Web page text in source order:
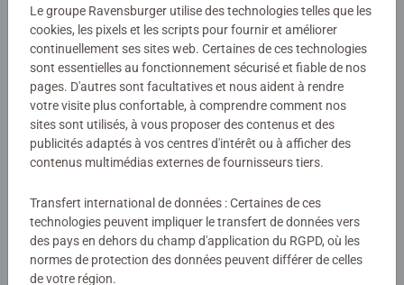
Instructions
Download
Download
Évaluations (1)
Average rating 4,0 out of 5 stars.
4,0/5
Le groupe Ravensburger utilise des technologies telles que les
cookies, les pixels et les scripts pour fournir et améliorer
continuellement ses sites web. Certaines de ces technologies
sont essentielles au fonctionnement sécurisé et fiable de nos
pages. D'autres sont facultatives et nous aident à rendre
votre visite plus confortable, à comprendre comment nos
sites sont utilisés, à vous proposer des contenus et des
publicités adaptés à vos centres d'intérêt ou à afficher des
contenus multimédias externes de fournisseurs tiers.
Transfert international de données : Certaines de ces
technologies peuvent impliquer le transfert de données vers
des pays en dehors du champ d'application du RGPD, où les
normes de protection des données peuvent différer de celles
de votre région.